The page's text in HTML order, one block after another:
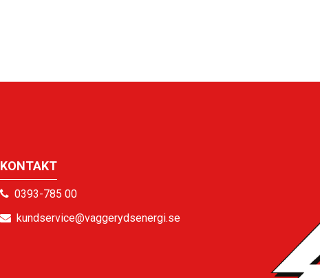
KONTAKT
0393-785 00
kundservice@vaggerydsenergi.se